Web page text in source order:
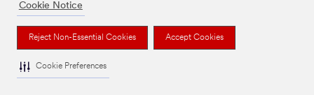
Cookie Notice
Reject Non-Essential Cookies Accept Cookies
Cookie Preferences